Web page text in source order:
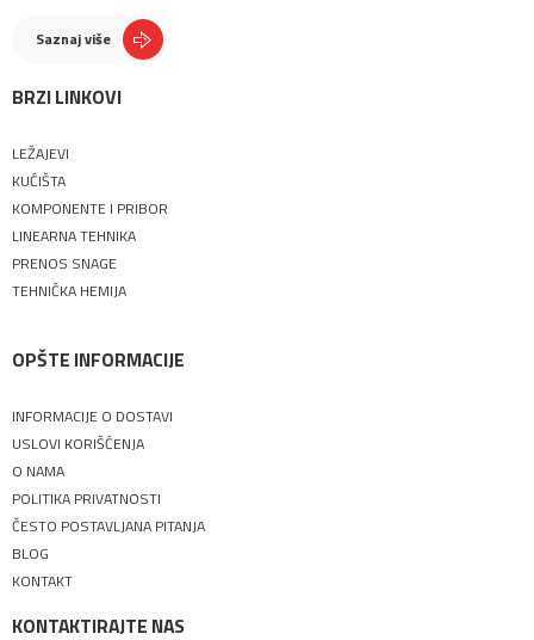
Saznaj više
BRZI LINKOVI
LEŽAJEVI
KUĆIŠTA
KOMPONENTE I PRIBOR
LINEARNA TEHNIKA
PRENOS SNAGE
TEHNIČKA HEMIJA
OPŠTE INFORMACIJE
INFORMACIJE O DOSTAVI
USLOVI KORIŠĆENJA
O NAMA
POLITIKA PRIVATNOSTI
ČESTO POSTAVLJANA PITANJA
BLOG
KONTAKT
KONTAKTIRAJTE NAS